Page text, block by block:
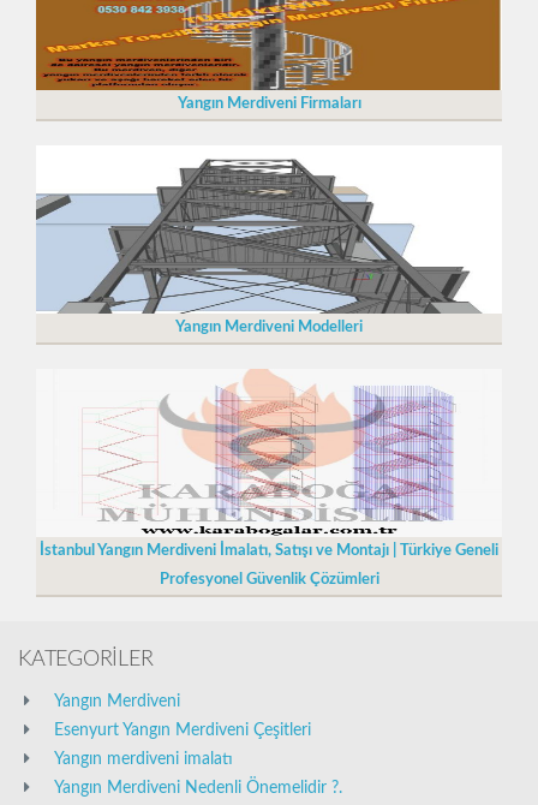
Yangın Merdiveni Firmaları
Yangın Merdiveni Modelleri
İstanbul Yangın Merdiveni İmalatı, Satışı ve Montajı | Türkiye Geneli
Profesyonel Güvenlik Çözümleri
KATEGORİLER
Yangın Merdiveni
Esenyurt Yangın Merdiveni Çeşitleri
Yangın merdiveni imalatı
Yangın Merdiveni Nedenli Önemelidir ?.